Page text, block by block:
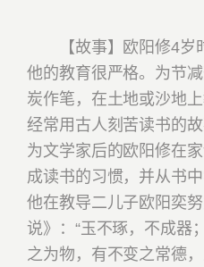
【故事】欧阳修4
他的教育很严格。为节
炭作笔，在土地或沙地
经常用古人刻苦读书的
为文学家后的欧阳修在
成读书的习惯，并从书
他在教导二儿子欧阳奕
说》： “玉不琢，不成器
之为物，有不变之常德